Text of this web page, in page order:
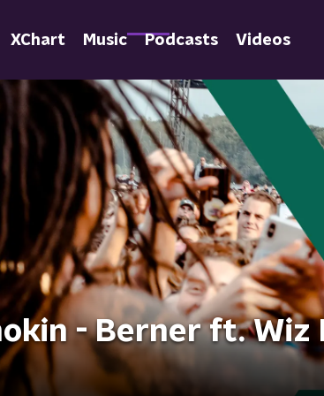
XChart Music Podcasts Videos
- Berner ft. Wiz